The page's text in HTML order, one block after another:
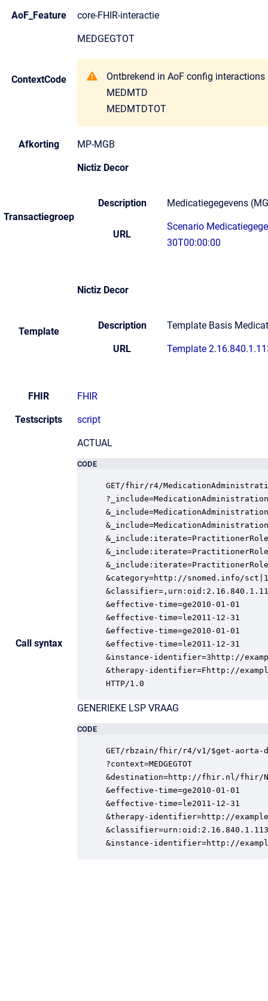
AoF_Feature core-FHIR-interactie
ContextCode
MEDGEGTOT
Ontbrekend in AoF config interactions
MEDMTD
MEDMTDTOT
Afkorting MP-MGB
Transactiegroep
Nictiz Decor
Description Medicatiegegevens
URL
Scenario
30T00:00:00
Template
Nictiz Decor
Description Template Basis
URL Template
FHIR FHIR
Testscripts script
Call syntax
ACTUAL
CODE
GET/fhir/r4/
&category=http://snomed.info/
&effective-time=ge2010-01-01
&effective-time=le2011-12-31
&effective-time=ge2010-01-01
&effective-time=le2011-12-31
&instance-identifier=3http://
&therapy-identifier=Fhttp://
HTTP/1.0
GENERIEKE LSP VRAAG
CODE
GET/rbzain/fhir/r4/v1/$get-aorta-
?context=MEDGEGTOT
&destination=http://fhir.nl/fhir/
&effective-time=ge2010-01-01
&effective-time=le2011-12-31
&therapy-identifier=http://
&instance-identifier=http://